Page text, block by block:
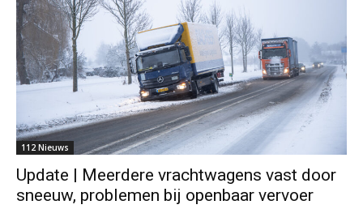
112 Nieuws
Update | Meerdere vrachtwagens vast door
sneeuw, problemen bij openbaar vervoer